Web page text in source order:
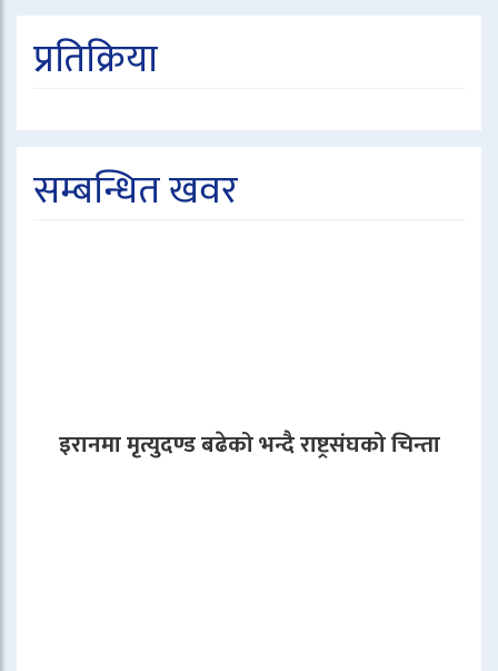
प्रतिक्रिया
सम्बन्धित खवर
इरानमा मृत्युदण्ड बढेको भन्दै राष्ट्रसंघको चिन्ता